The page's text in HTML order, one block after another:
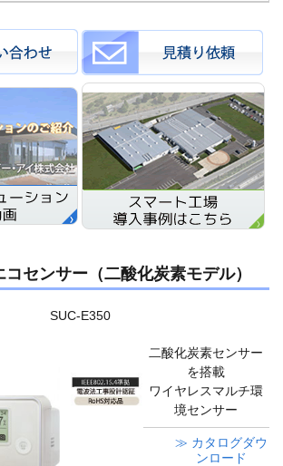
センサー（二酸化炭素モデル）
SUC-E350
二酸化炭素センサー
を搭載
ワイヤレスマルチ環
境センサー
≫ カタログダウ
ンロード